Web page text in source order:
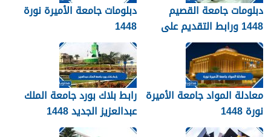
دبلومات جامعة القصيم
1448 ورابط التقديم على
دبلومات جامعة القصيم
qudcss.com
دبلومات جامعة الأميرة نورة
1448
معادلة المواد جامعة الأميرة
نورة 1448
رابط بلاك بورد جامعة الملك
عبدالعزيز الجديد 1448
blackboard kau